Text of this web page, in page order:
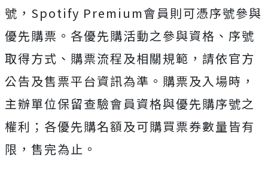
號，Spotify Premium會員則可憑序號參與
優先購票。各優先購活動之參與資格、序號
取得方式、購票流程及相關規範，請依官方
公告及售票平台資訊為準。購票及入場時，
主辦單位保留查驗會員資格與優先購序號之
權利；各優先購名額及可購買票券數量皆有
限，售完為止。